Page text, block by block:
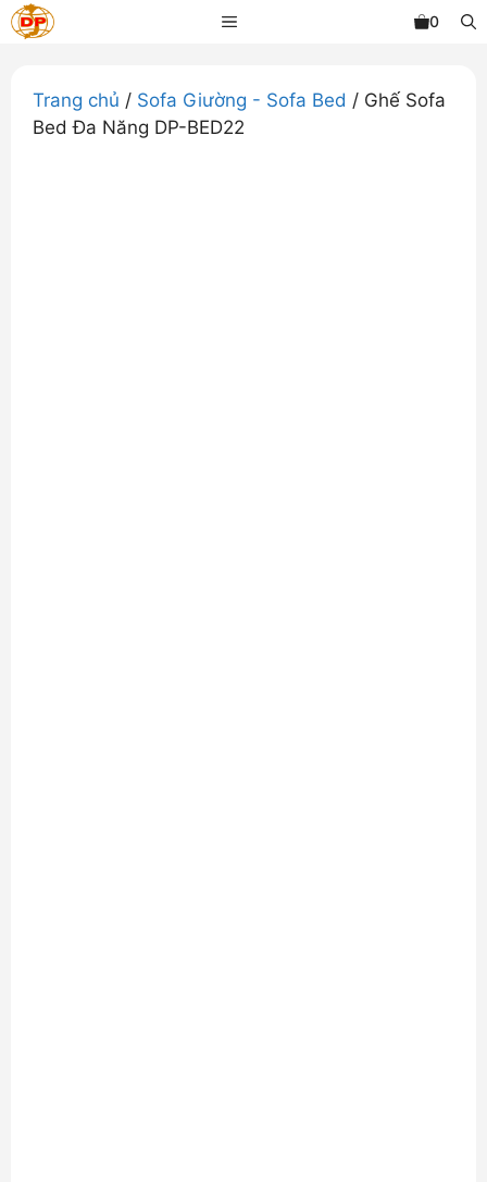
Chuyển
đến
dung
MENU 0
Trang chủ / Sofa Giường - Sofa Bed / Ghế Sofa
Bed Đa Năng DP-BED22